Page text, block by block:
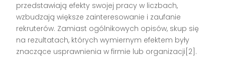
przedstawiają efekty swojej pracy w liczbach,
wzbudzają większe zainteresowanie i zaufanie
rekruterów. Zamiast ogólnikowych opisów, skup się
na rezultatach, których wymiernym efektem były
znaczące usprawnienia w firmie lub organizacji[2].